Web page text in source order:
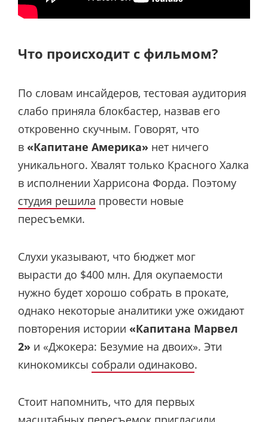
Что происходит с фильмом?
По словам инсайдеров, тестовая аудитория
слабо приняла блокбастер, назвав его
откровенно скучным. Говорят, что
в «Капитане Америка» нет ничего
уникального. Хвалят только Красного Халка
в исполнении Харрисона Форда. Поэтому
студия решила провести новые
пересъемки.
Слухи указывают, что бюджет мог
вырасти до $400 млн. Для окупаемости
нужно будет хорошо собрать в прокате,
однако некоторые аналитики уже ожидают
повторения истории «Капитана Марвел
2» и «Джокера: Безумие на двоих». Эти
кинокомиксы собрали одинаково.
Стоит напомнить, что для первых